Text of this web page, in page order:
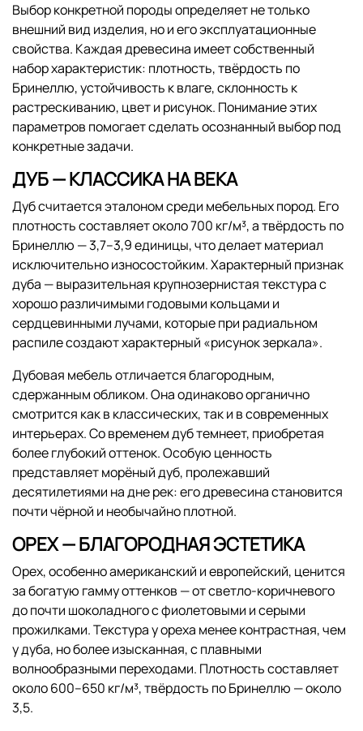
Выбор конкретной породы определяет не только
внешний вид изделия, но и его эксплуатационные
свойства. Каждая древесина имеет собственный
набор характеристик: плотность, твёрдость по
Бринеллю, устойчивость к влаге, склонность к
растрескиванию, цвет и рисунок. Понимание этих
параметров помогает сделать осознанный выбор под
конкретные задачи.
ДУБ — КЛАССИКА НА ВЕКА
Дуб считается эталоном среди мебельных пород. Его
плотность составляет около 700 кг/м³, а твёрдость по
Бринеллю — 3,7–3,9 единицы, что делает материал
исключительно износостойким. Характерный признак
дуба — выразительная крупнозернистая текстура с
хорошо различимыми годовыми кольцами и
сердцевинными лучами, которые при радиальном
распиле создают характерный «рисунок зеркала».
Дубовая мебель отличается благородным,
сдержанным обликом. Она одинаково органично
смотрится как в классических, так и в современных
интерьерах. Со временем дуб темнеет, приобретая
более глубокий оттенок. Особую ценность
представляет морёный дуб, пролежавший
десятилетиями на дне рек: его древесина становится
почти чёрной и необычайно плотной.
ОРЕХ — БЛАГОРОДНАЯ ЭСТЕТИКА
Орех, особенно американский и европейский, ценится
за богатую гамму оттенков — от светло-коричневого
до почти шоколадного с фиолетовыми и серыми
прожилками. Текстура у ореха менее контрастная, чем
у дуба, но более изысканная, с плавными
волнообразными переходами. Плотность составляет
около 600–650 кг/м³, твёрдость по Бринеллю — около
3,5.